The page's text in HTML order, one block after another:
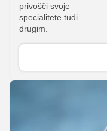
privošči svoje
specialitete tudi
drugim.